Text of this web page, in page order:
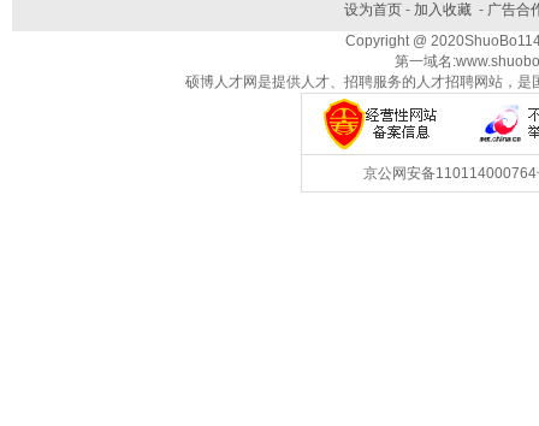
设为首页- 加入收藏- 广告合
Copyright @
第一域名
硕博人才网是提供人才、招聘服务的人才招聘网站，
京公网安备